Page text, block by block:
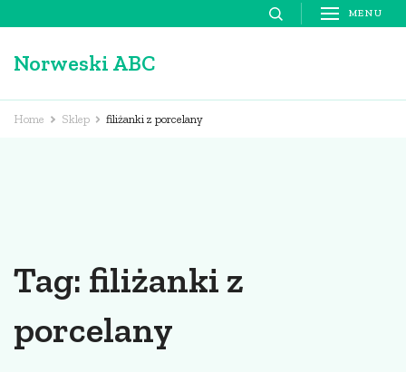
content
Enter)
MENU
Norweski ABC
Home Sklep filiżanki z porcelany
Tag: filiżanki z
porcelany